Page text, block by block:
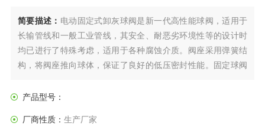
简要描述： 电动固定式卸灰球阀是新一代高性能球阀，适用于
长输管线和一般工业管线，其安全、耐恶劣环境性等的设计时
均已进行了特殊考虑，适用于各种腐蚀介质。阀座采用弹簧结
构，将阀座推向球体，保证了良好的低压密封性能。固定球阀
排放阀，阀体中腔可向外排放。枢轴采用防吹出保护结构，低
产品型号：
厂商性质： 生产厂家